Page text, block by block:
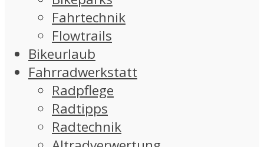
Fahrtechnik
Flowtrails
Bikeurlaub
Fahrradwerkstatt
Radpflege
Radtipps
Radtechnik